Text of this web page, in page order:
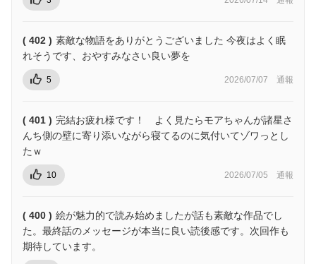
( 402 ) 素敵な物語をありがとうございました 今夜はよく眠
れそうです、おやすみなさい良い夢を
5 2026/07/07 通報
( 401 ) 完結お疲れ様です！ よく見たらモアちゃんが諸星さ
んち側の壁に寄り添いながら寝てるのに気付いてゾワっとし
たｗ
10 2026/07/05 通報
( 400 ) 絵が魅力的で読み始めましたが話も素敵な作品でし
た。最終話のメッセージが本当に良い読後感です。次回作も
期待しています。